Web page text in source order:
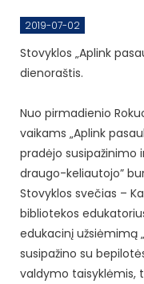
2019-07-02
Stovyklos „Aplink
dienoraštis.
Nuo pirmadienio
vaikams „Aplink
pradėjo susipažinimo
draugo-keliautojo”
Stovyklos svečias –
bibliotekos
edukacinį užsiėmimą
susipažino su
valdymo taisyklėmis,